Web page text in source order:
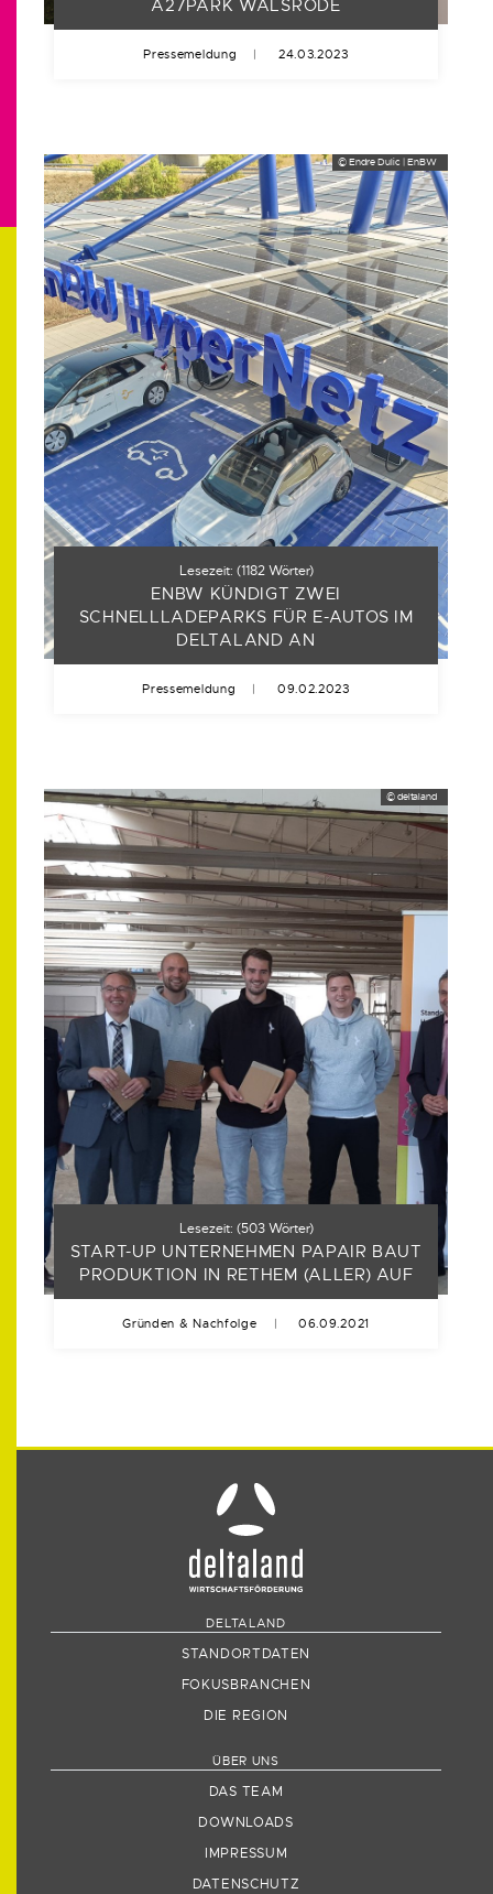
A27PARK WALSRODE
Pressemeldung | 24.03.2023
© Endre Dulic | EnBW
Lesezeit: (1182Wörter)
ENBW KÜNDIGT ZWEI
SCHNELLLADEPARKS FÜR E-AUTOS IM
DELTALAND AN
Pressemeldung | 09.02.2023
© deltaland
Lesezeit: (503Wörter)
START-UP UNTERNEHMEN PAPAIR BAUT
PRODUKTION IN RETHEM (ALLER) AUF
Gründen & Nachfolge 06.09.2021
DELTALAND
STANDORTDATEN
FOKUSBRANCHEN
DIE REGION
ÜBER UNS
DAS TEAM
DOWNLOADS
IMPRESSUM
DATENSCHUTZ